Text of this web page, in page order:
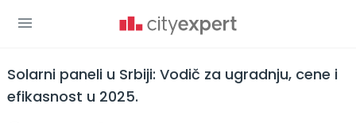
Solarni paneli u Srbiji: Vodič za ugradnju, cene i
efikasnost u 2025.